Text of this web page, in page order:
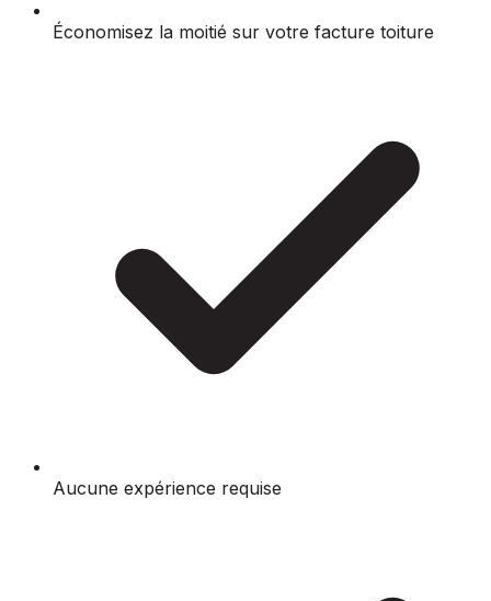
Économisez la moitié sur votre facture toiture
Aucune expérience requise